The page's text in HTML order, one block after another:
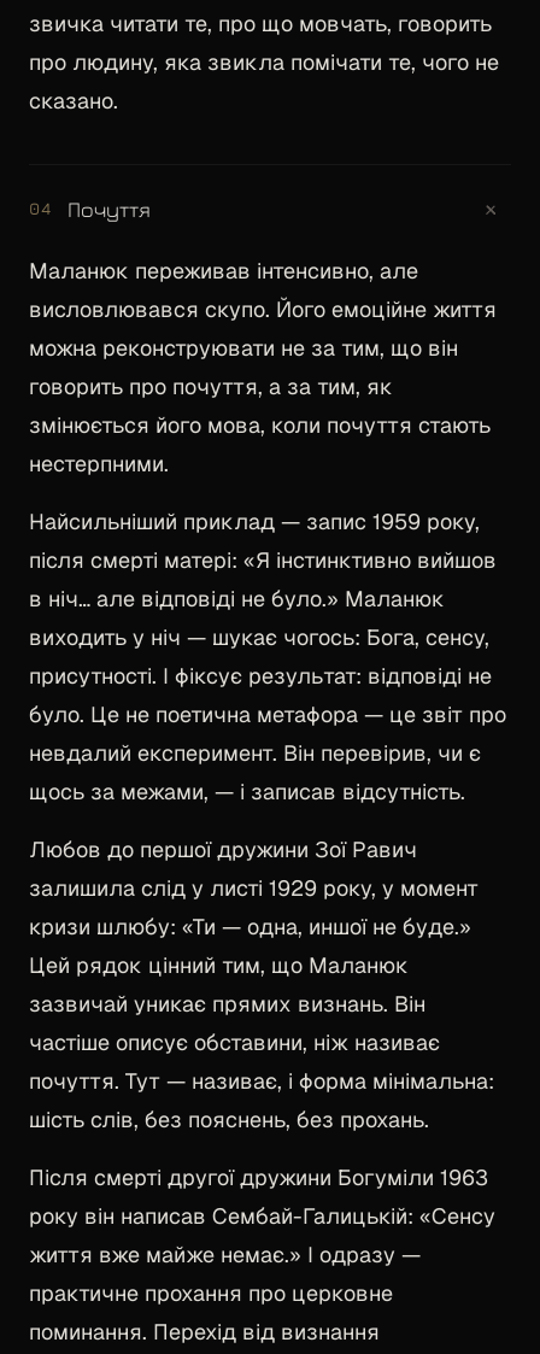
звичка читати те, про що мовчать, говорить
про людину, яка звикла помічати те, чого не
сказано.
04 Почуття +
Маланюк переживав інтенсивно, але
висловлювався скупо. Його емоційне життя
можна реконструювати не за тим, що він
говорить про почуття, а за тим, як
змінюється його мова, коли почуття стають
нестерпними.
Найсильніший приклад — запис 1959 року,
після смерті матері: «Я інстинктивно вийшов
в ніч… але відповіді не було.» Маланюк
виходить у ніч — шукає чогось: Бога, сенсу,
присутності. І фіксує результат: відповіді не
було. Це не поетична метафора — це звіт про
невдалий експеримент. Він перевірив, чи є
щось за межами, — і записав відсутність.
Любов до першої дружини Зої Равич
залишила слід у листі 1929 року, у момент
кризи шлюбу: «Ти — одна, иншої не буде.»
Цей рядок цінний тим, що Маланюк
зазвичай уникає прямих визнань. Він
частіше описує обставини, ніж називає
почуття. Тут — називає, і форма мінімальна:
шість слів, без пояснень, без прохань.
Після смерті другої дружини Богуміли 1963
року він написав Сембай-Галицькій: «Сенсу
життя вже майже немає.» І одразу —
практичне прохання про церковне
поминання. Перехід від визнання